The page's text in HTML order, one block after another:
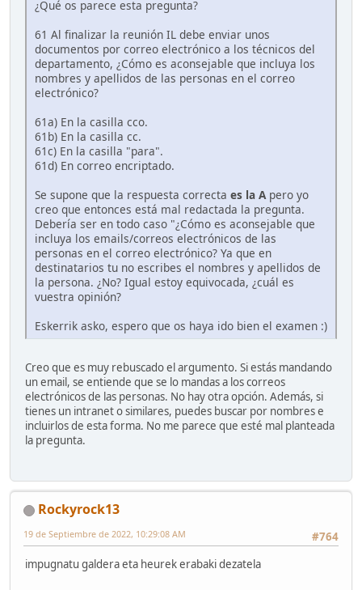
¿Qué os parece esta pregunta?
61 Al finalizar la reunión IL debe enviar unos
documentos por correo electrónico a los técnicos del
departamento, ¿Cómo es aconsejable que incluya los
nombres y apellidos de las personas en el correo
electrónico?
61a) En la casilla cco.
61b) En la casilla cc.
61c) En la casilla "para".
61d) En correo encriptado.
Se supone que la respuesta correcta es la A pero yo
creo que entonces está mal redactada la pregunta.
Debería ser en todo caso "¿Cómo es aconsejable que
incluya los emails/correos electrónicos de las
personas en el correo electrónico? Ya que en
destinatarios tu no escribes el nombres y apellidos de
la persona. ¿No? Igual estoy equivocada, ¿cuál es
vuestra opinión?
Eskerrik asko, espero que os haya ido bien el examen :)
Creo que es muy rebuscado el argumento. Si estás mandando
un email, se entiende que se lo mandas a los correos
electrónicos de las personas. No hay otra opción. Además, si
tienes un intranet o similares, puedes buscar por nombres e
incluirlos de esta forma. No me parece que esté mal planteada
la pregunta.
Rockyrock13
#764
19 de Septiembre de 2022, 10:29:08 AM
impugnatu galdera eta heurek erabaki dezatela